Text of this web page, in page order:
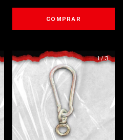
COMPRAR
1/3